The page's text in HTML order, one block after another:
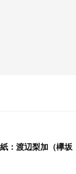
：渡辺梨加（欅坂